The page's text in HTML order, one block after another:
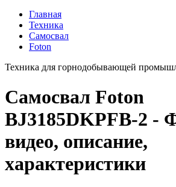
Главная
Техника
Самосвал
Foton
Техника для горнодобывающей
Самосвал Foton
BJ3185DKPFB-2 -
видео, описание,
характеристики